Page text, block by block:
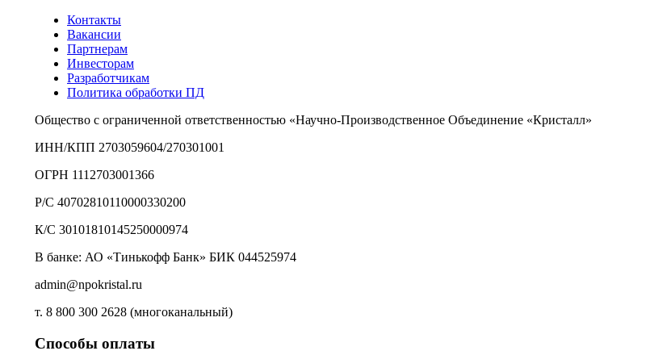
Контакты
Вакансии
Партнерам
Инвесторам
Разработчикам
Политика обработки ПД
Общество с ограниченной ответственностью «Научно-Производственное Объединение «Кристалл»
ИНН/КПП 2703059604/270301001
ОГРН 1112703001366
Р/С 40702810110000330200
К/С 30101810145250000974
В банке: АО «Тинькофф Банк» БИК 044525974
admin@npokristal.ru
т. 8 800 300 2628 (многоканальный)
Способы оплаты